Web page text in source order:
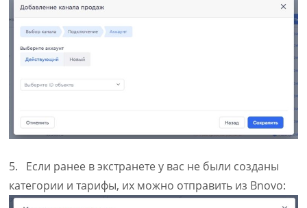
5. Если ранее в экстранете у вас не были созданы
категории и тарифы, их можно отправить из Bnovo: